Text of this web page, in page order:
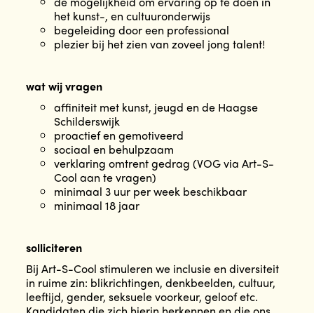
het kunst-, en cultuuronderwijs
begeleiding door een professional
plezier bij het zien van zoveel jong talent!
wat wij vragen
affiniteit met kunst, jeugd en de Haagse
Schilderswijk
proactief en gemotiveerd
sociaal en behulpzaam
verklaring omtrent gedrag (VOG via Art-S-
Cool aan te vragen)
minimaal 3 uur per week beschikbaar
minimaal 18 jaar
solliciteren
Bij Art-S-Cool stimuleren we inclusie en diversiteit
in ruime zin: blikrichtingen, denkbeelden, cultuur,
leeftijd, gender, seksuele voorkeur, geloof etc.